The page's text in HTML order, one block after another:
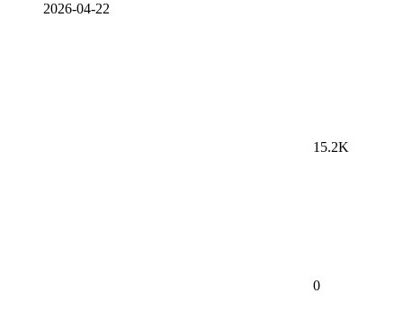
2026-04-22
15.2K
0